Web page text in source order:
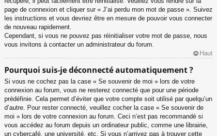
page de connexion et cliquer sur « J’ai perdu mon mot de passe ». Suivez
les instructions et vous devriez être en mesure de pouvoir vous connecter
de nouveau rapidement.
Cependant, si vous ne pouvez pas réinitialiser votre mot de passe, nous
vous invitons à contacter un administrateur du forum.
Haut
Pourquoi suis-je déconnecté automatiquement ?
Si vous ne cochez pas la case « Se souvenir de moi » lors de votre
connexion au forum, vous ne resterez connecté que pour une période
prédéfinie. Cela permet d’éviter que votre compte soit utilisé par quelqu’un
d’autre. Pour rester connecté, veuillez cocher la case « Se souvenir de
moi » lors de votre connexion au forum. Ceci n’est pas recommandé si
vous accédez au forum depuis un ordinateur public, comme une librairie,
un cybercafé, une université, etc. Si vous n’arrivez pas à trouver cette